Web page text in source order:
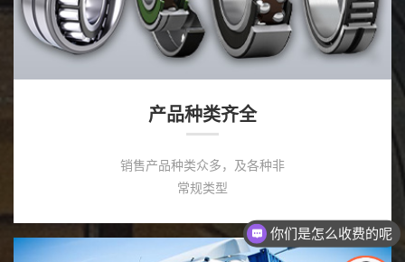
产品种类齐全
销售产品种类众多，及各种非
常规类型
现在有优惠活动吗